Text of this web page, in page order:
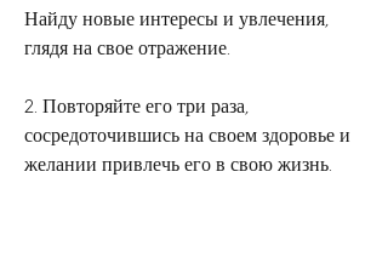
Найду новые интересы и увлечения,
глядя на свое отражение.
2. Повторяйте его три раза,
сосредоточившись на своем здоровье и
желании привлечь его в свою жизнь.